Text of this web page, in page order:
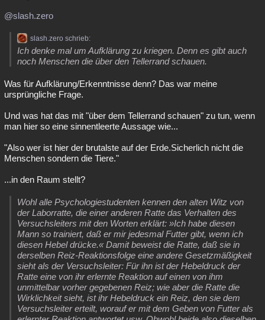
@slash.zero
slash.zero schrieb:
Ich denke mal um Aufklärung zu kriegen. Denn es gibt auch
noch Menschen die über den Tellerrand schauen.
Was für Aufklärung/Erkenntnisse denn? Das war meine
ursprüngliche Frage.
Und was hat das mit "über dem Tellerrand schauen" zu tun, wenn
man hier so eine sinnentleerte Aussage wie...
"Also wer ist hier der brutalste auf der Erde.Sicherlich nicht die
Menschen sondern die Tiere."
...in den Raum stellt?
Wohl alle Psychologiestudenten kennen den alten Witz von
der Laborratte, die einer anderen Ratte das Verhalten des
Versuchsleiters mit den Worten erklärt: »Ich habe diesen
Mann so trainiert, daß er mir jedesmal Futter gibt, wenn ich
diesen Hebel drücke.« Damit beweist die Ratte, daß sie in
derselben Reiz-Reaktionsfolge eine andere Gesetzmäßigkeit
sieht als der Versuchsleiter: Für ihn ist der Hebeldruck der
Ratte eine von ihr erlernte Reaktion auf einen von ihm
unmittelbar vorher gegebenen Reiz; wie aber die Ratte die
Wirklichkeit sieht, ist ihr Hebeldruck ein Reiz, den sie dem
Versuchsleiter erteilt, worauf er mit dem Geben von Futter als